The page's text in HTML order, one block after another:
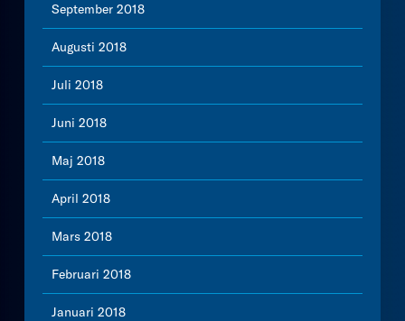
September 2018
Augusti 2018
Juli 2018
Juni 2018
Maj 2018
April 2018
Mars 2018
Februari 2018
Januari 2018